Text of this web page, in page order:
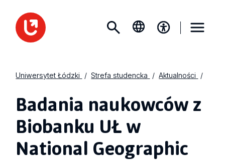
Uniwersytet Łódzki Strefa studencka Aktualności
Badania naukowców z
Biobanku UŁ w
National Geographic